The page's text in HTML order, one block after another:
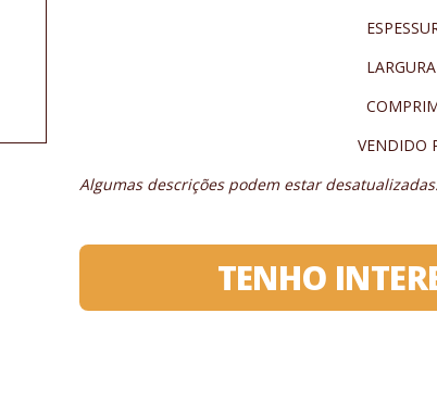
ESPESSURA DE
LARGURA DE 6 OU
COMPRIMENTO
VENDIDO POR
Algumas descrições podem estar
TENHO